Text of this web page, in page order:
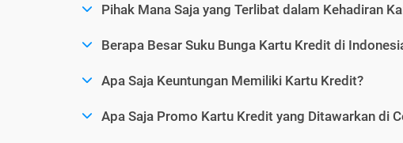
Pihak Mana Saja yang Terlibat dalam Kehadiran
Berapa Besar Suku Bunga Kartu Kredit di
Apa Saja Keuntungan Memiliki Kartu Kredit?
Apa Saja Promo Kartu Kredit yang Ditawarkan di